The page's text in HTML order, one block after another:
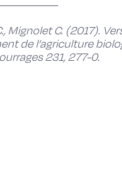
Mignolet C. (2017).
de l’agriculture
231, 277-0.